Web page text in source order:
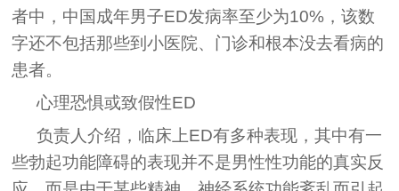
者中，中国成年男子ED发病率至少为10%，该数
字还不包括那些到小医院、门诊和根本没去看病的
患者。
心理恐惧或致假性ED
负责人介绍，临床上ED有多种表现，其中有一
些勃起功能障碍的表现并不是男性性功能的真实反